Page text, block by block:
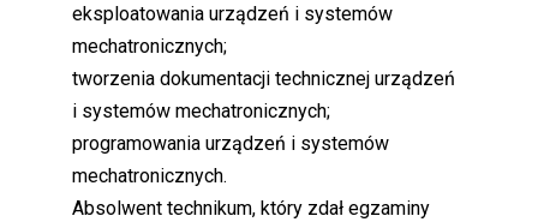
eksploatowania urządzeń i systemów
mechatronicznych;
tworzenia dokumentacji technicznej urządzeń
i systemów mechatronicznych;
programowania urządzeń i systemów
mechatronicznych.
Absolwent technikum, który zdał egzaminy